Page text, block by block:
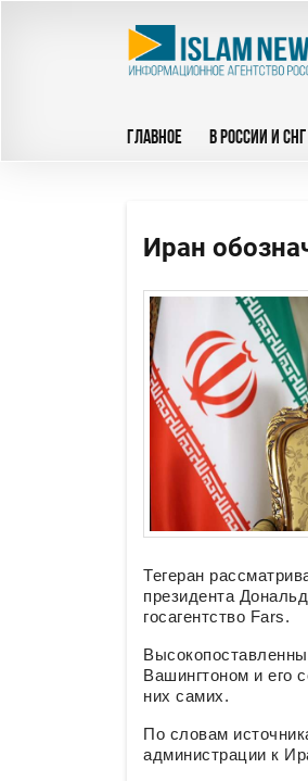
ГЛАВНОЕ В РОССИИ И СНГ
Иран
Тегеран
президента
госагентство Fars.
Вашингтоном и его
них самих.
По словам
администрации к